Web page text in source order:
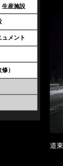
生産施設
メント
）
道